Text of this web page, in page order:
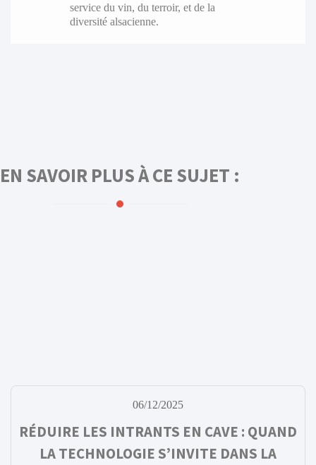
service du vin, du terroir, et de la
diversité alsacienne.
EN SAVOIR PLUS À CE SUJET :
06/12/2025
RÉDUIRE LES INTRANTS EN CAVE : QUAND
LA TECHNOLOGIE S’INVITE DANS LA